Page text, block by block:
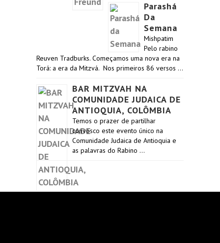
Parashá
Da
Semana
Mishpatim
Pelo rabino
Reuven Tradburks. Começamos uma nova era na
Torá: a era da Mitzvá. Nos primeiros 86 versos …
BAR MITZVAH NA
COMUNIDADE JUDAICA DE
ANTIOQUIA, COLÔMBIA
Temos o prazer de partilhar
convosco este evento único na
Comunidade Judaica de Antioquia e
as palavras do Rabino …